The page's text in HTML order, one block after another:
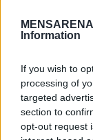
Information
If you wish to
processing of
targeted
section to
opt-out request
Βανκούβερ
Η γέννηση
Η απάντησή
είχες την
είπα σε